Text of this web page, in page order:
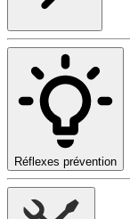
Réflexes prévention